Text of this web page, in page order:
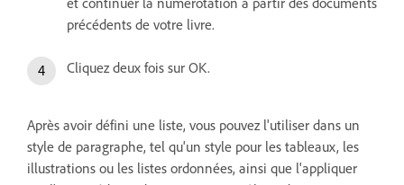
précédents de votre livre.
Cliquez deux fois sur OK.
Après avoir défini une liste, vous pouvez l'utiliser dans un
style de paragraphe, tel qu'un style pour les tableaux, les
illustrations ou les listes ordonnées, ainsi que l'appliquer